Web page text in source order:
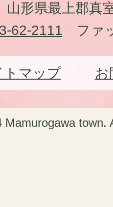
形県最上郡真
62-2111 ファ
トマップ お
Mamurogawa town.